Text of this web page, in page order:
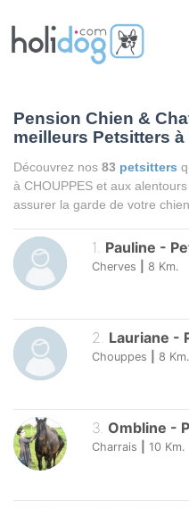
Pension Chien &
meilleurs Petsitters à
Découvrez nos 83 petsitters
à CHOUPPES et aux
assurer la garde de votre
1. Pauline -
Cherves 8 Km.
2. Lauriane -
Chouppes 8 Km.
3. Ombline -
Charrais 10 Km.